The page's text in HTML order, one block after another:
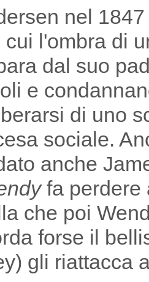
nel
l'ombra di
dal suo
e
di uno
sociale.
anche
fa perdere
che poi
forse il
gli riattacca